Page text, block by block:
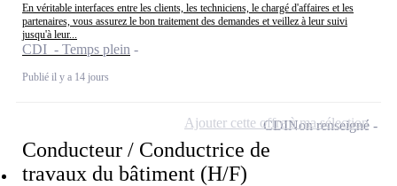
En véritable interfaces entre les clients, les techniciens, le chargé d'affaires et les
partenaires, vous assurez le bon traitement des demandes et veillez à leur suivi
jusqu'à leur...
CDI - Temps plein
Publié il y a 14 jours
Conducteur / Conductrice de
travaux du bâtiment (H/F)
CDINon renseigné
Ajouter cette offre à ma sélection